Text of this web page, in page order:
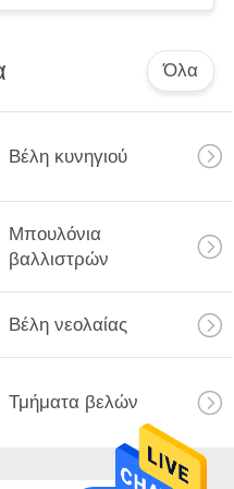
Όλα
Βέλη κυνηγιού
Μπουλόνια
βαλλιστρών
Βέλη νεολαίας
Τμήματα βελών